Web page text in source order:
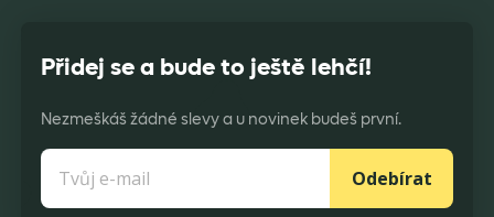
Přidej se a bude to ještě lehčí!
Nezmeškáš žádné slevy a u novinek budeš první.
Odebírat